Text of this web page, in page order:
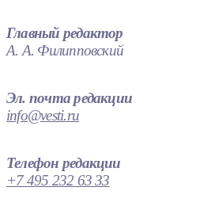
Главный редактор
А. А. Филипповский
Эл. почта редакции
info@vesti.ru
Телефон редакции
+7 495 232 63 33